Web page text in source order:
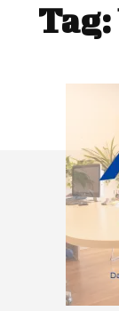
Tag: